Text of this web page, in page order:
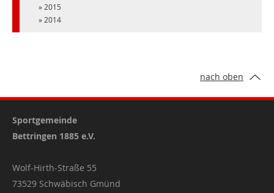
2015
2014
nach oben
Sportgemeinde
Bettringen 1885 e.V.
Wolf-Hirth-Straße 55
73529 Schwäbisch Gmünd